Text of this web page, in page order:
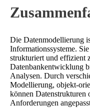
Die Datenmodellierung
Informationssysteme.
strukturiert und effizient
Datenbankentwicklung
Analysen. Durch
Modellierung, objekt-
können Datenstrukturen
Anforderungen